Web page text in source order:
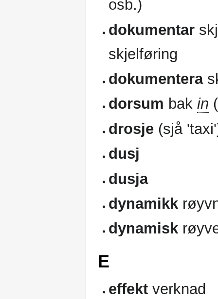
osb.)
dokumentar
skjelføring
dokumentera
dorsum bakin
drosje (sjå
dusj
dusja
dynamikk
dynamisk
E
effekt verknad